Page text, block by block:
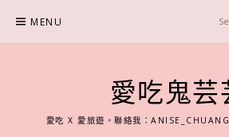
content
MENU
愛吃鬼芸
愛吃 X 愛旅遊。聯絡我：